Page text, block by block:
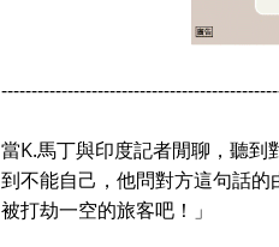
當K.馬丁與印度記者閒聊，聽
到不能自己，他問對方這句話
被打劫一空的旅客吧！」